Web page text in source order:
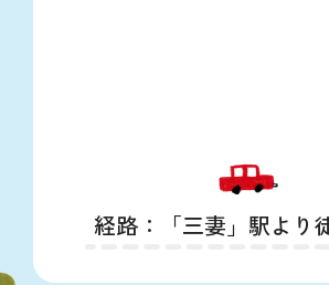
経路：「三妻」駅より